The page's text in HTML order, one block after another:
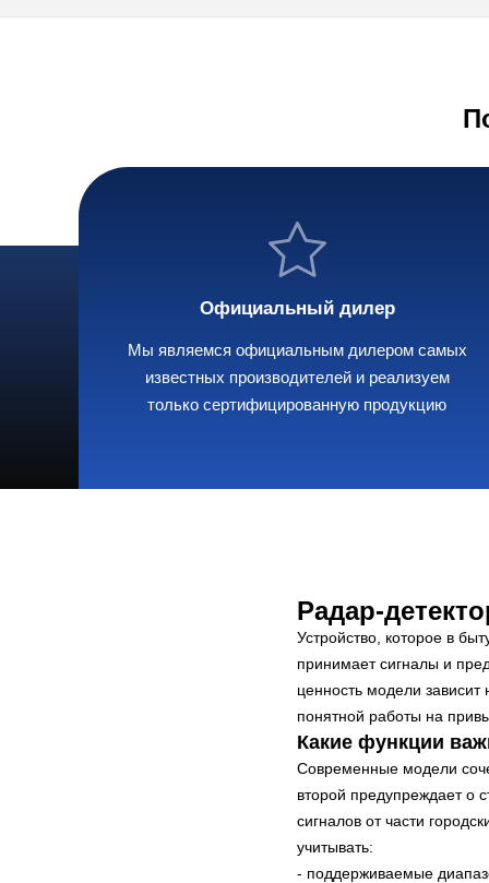
Официальный дилер
Мы являемся официальным дилером самых
известных производителей и реализуем
только сертифицированную продукцию
Радар-
Устройство, которое в
принимает сигналы и
ценность модели зависит
понятной работы на
Какие функции
Современные модели
второй предупреждает о
сигналов от части
учитывать:
- поддерживаемые